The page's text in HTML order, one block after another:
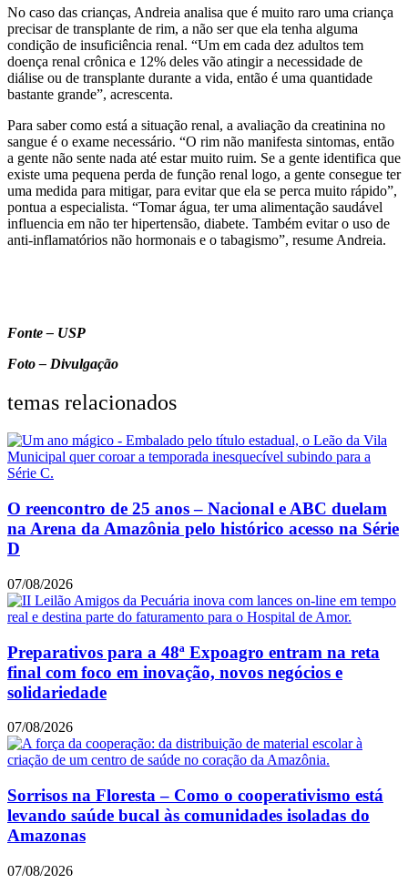
No caso das crianças, Andreia analisa que é muito raro uma criança
precisar de transplante de rim, a não ser que ela tenha alguma
condição de insuficiência renal. “Um em cada dez adultos tem
doença renal crônica e 12% deles vão atingir a necessidade de
diálise ou de transplante durante a vida, então é uma quantidade
bastante grande”, acrescenta.
Para saber como está a situação renal, a avaliação da creatinina no
sangue é o exame necessário. “O rim não manifesta sintomas, então
a gente não sente nada até estar muito ruim. Se a gente identifica que
existe uma pequena perda de função renal logo, a gente consegue ter
uma medida para mitigar, para evitar que ela se perca muito rápido”,
pontua a especialista. “Tomar água, ter uma alimentação saudável
influencia em não ter hipertensão, diabete. Também evitar o uso de
anti-inflamatórios não hormonais e o tabagismo”, resume Andreia.
Fonte – USP
Foto – Divulgação
temas relacionados
O reencontro de 25 anos – Nacional e ABC duelam
na Arena da Amazônia pelo histórico acesso na Série
D
07/08/2026
Preparativos para a 48ª Expoagro entram na reta
final com foco em inovação, novos negócios e
solidariedade
07/08/2026
Sorrisos na Floresta – Como o cooperativismo está
levando saúde bucal às comunidades isoladas do
Amazonas
07/08/2026